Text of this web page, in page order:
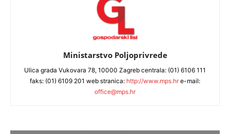
Ministarstvo Poljoprivrede
Ulica grada Vukovara 78, 10000 Zagreb centrala: (01) 6106 111
faks: (01) 6109 201 web stranica: http://www.mps.hre-mail:
office@mps.hr